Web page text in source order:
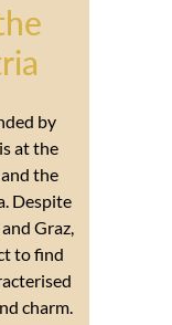
by
at the
the
Despite
Graz,
to find
charm.